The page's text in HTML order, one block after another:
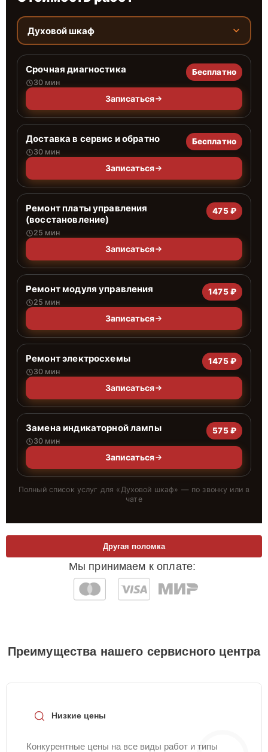
Духовой шкаф
Срочная диагностика
30 мин
Бесплатно
Записаться
Доставка в сервис и обратно
30 мин
Бесплатно
Записаться
Ремонт платы управления
(восстановление)
25 мин
475 ₽
Записаться
Ремонт модуля управления
25 мин
1475 ₽
Записаться
Ремонт электросхемы
30 мин
1475 ₽
Записаться
Замена индикаторной лампы
30 мин
575 ₽
Записаться
Полный список услуг для «Духовой шкаф» — по звонку или в
чате
Мы принимаем к оплате:
Другая поломка
Преимущества нашего сервисного центра
Низкие цены
Конкурентные цены на все виды работ и типы